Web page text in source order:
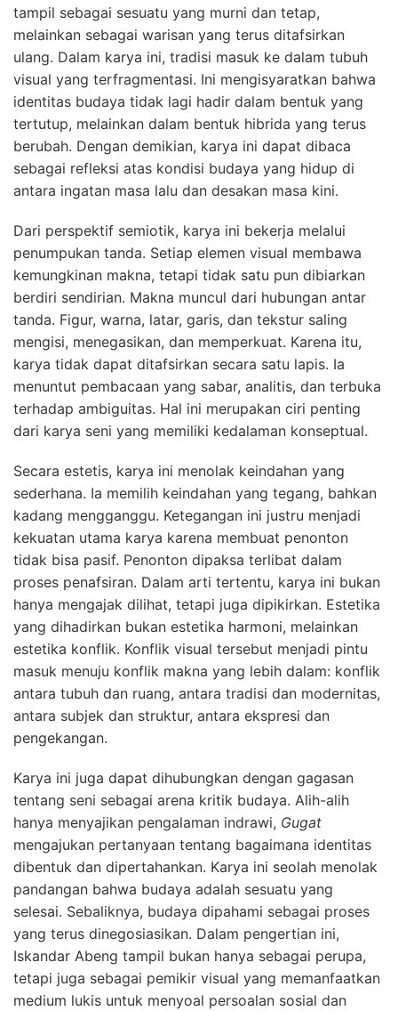
tampil sebagai sesuatu yang murni dan tetap,
melainkan sebagai warisan yang terus ditafsirkan
ulang. Dalam karya ini, tradisi masuk ke dalam tubuh
visual yang terfragmentasi. Ini mengisyaratkan bahwa
identitas budaya tidak lagi hadir dalam bentuk yang
tertutup, melainkan dalam bentuk hibrida yang terus
berubah. Dengan demikian, karya ini dapat dibaca
sebagai refleksi atas kondisi budaya yang hidup di
antara ingatan masa lalu dan desakan masa kini.
Dari perspektif semiotik, karya ini bekerja melalui
penumpukan tanda. Setiap elemen visual membawa
kemungkinan makna, tetapi tidak satu pun dibiarkan
berdiri sendirian. Makna muncul dari hubungan antar
tanda. Figur, warna, latar, garis, dan tekstur saling
mengisi, menegasikan, dan memperkuat. Karena itu,
karya tidak dapat ditafsirkan secara satu lapis. Ia
menuntut pembacaan yang sabar, analitis, dan terbuka
terhadap ambiguitas. Hal ini merupakan ciri penting
dari karya seni yang memiliki kedalaman konseptual.
Secara estetis, karya ini menolak keindahan yang
sederhana. Ia memilih keindahan yang tegang, bahkan
kadang mengganggu. Ketegangan ini justru menjadi
kekuatan utama karya karena membuat penonton
tidak bisa pasif. Penonton dipaksa terlibat dalam
proses penafsiran. Dalam arti tertentu, karya ini bukan
hanya mengajak dilihat, tetapi juga dipikirkan. Estetika
yang dihadirkan bukan estetika harmoni, melainkan
estetika konflik. Konflik visual tersebut menjadi pintu
masuk menuju konflik makna yang lebih dalam: konflik
antara tubuh dan ruang, antara tradisi dan modernitas,
antara subjek dan struktur, antara ekspresi dan
pengekangan.
Karya ini juga dapat dihubungkan dengan gagasan
tentang seni sebagai arena kritik budaya. Alih-alih
hanya menyajikan pengalaman indrawi, Gugat
mengajukan pertanyaan tentang bagaimana identitas
dibentuk dan dipertahankan. Karya ini seolah menolak
pandangan bahwa budaya adalah sesuatu yang
selesai. Sebaliknya, budaya dipahami sebagai proses
yang terus dinegosiasikan. Dalam pengertian ini,
Iskandar Abeng tampil bukan hanya sebagai perupa,
tetapi juga sebagai pemikir visual yang memanfaatkan
medium lukis untuk menyoal persoalan sosial dan